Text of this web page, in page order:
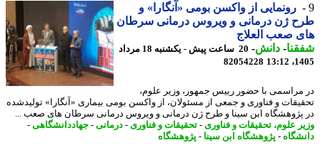
رونمایی از واکسن بومی «آنگارا» و
ژن درمانی و ویروس درمانی سرطان
صعب العلاج
-دانش -
20 ساعت پیش - یکشنبه 18 مرداد
82054228
با حضور رییس جمهور، وزیر علوم،
و فناوری و جمعی از مسئولان، از واکسن بومی بیماری «آنگارا» تولیدشده
ابن سینا و طرح ژن درمانی و ویروس درمانی سرطان های صعب ...
علوم، تحقیقات و فناوری- تحقیقات و فناوری- درمانی-جهاددانشگاهی-
-پژوهشگاه ابن سینا -پژوهشگاه